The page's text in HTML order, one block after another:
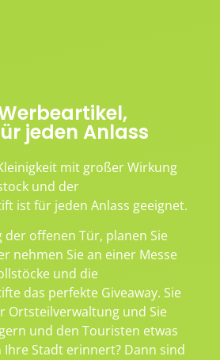
jeden Anlass
mit großer Wirkung
und der
ist für jeden Anlass geeignet.
der offenen Tür, planen Sie
nehmen Sie an einer Messe
und die
das perfekte Giveaway. Sie
Ortsteilverwaltung und Sie
und den Touristen etwas
Ihre Stadt erinnert? Dann sind